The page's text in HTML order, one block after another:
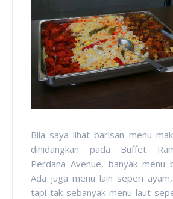
Bila saya lihat barisan menu
dihidangkan pada Buffet
Perdana Avenue, banyak menu
Ada juga menu lain seperi
tapi tak sebanyak menu laut